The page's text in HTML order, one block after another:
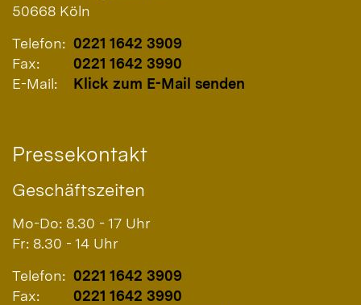
50668 Köln
Telefon: 0221 1642 3909
Fax:
0221 1642 3990
E-Mail:
Klick zum E-Mail senden
Pressekontakt
Geschäftszeiten
Mo-Do: 8.30 - 17 Uhr
Fr: 8.30 - 14 Uhr
Telefon: 0221 1642 3909
Fax:
0221 1642 3990